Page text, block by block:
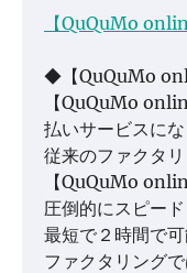
【QuQuMo
◆【QuQuMo
【QuQuMo
払いサービスにな
従来のファクタリ
【QuQuMo
圧倒的にスピー
最短で２時間で可
ファクタリング